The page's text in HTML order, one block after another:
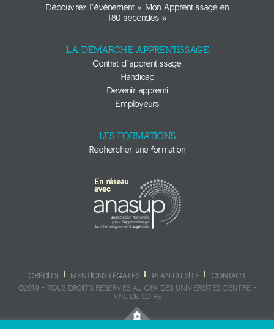
Découvrez l’évènement « Mon Apprentissage en
180 secondes »
LA DÉMARCHE APPRENTISSAGE
Contrat d’apprentissage
Handicap
Devenir apprenti
Employeurs
LES FORMATIONS
Rechercher une formation
CRÉDITS MENTIONS LÉGALES PLAN DU SITE
CONTACT
©2019 - TOUS DROITS RÉSERVÉS AU CFA DES UNIVERSITÉS CENTRE -
VAL DE LOIRE